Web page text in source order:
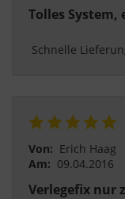
Tolles
Schnelle
Von: Erich Haag
Am: 09.04.2016
Verlegefix nur